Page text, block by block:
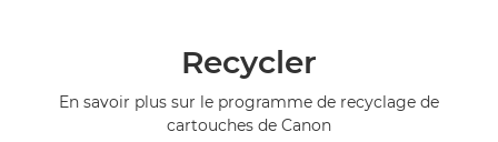
Recycler
En savoir plus sur le programme de recyclage de
cartouches de Canon